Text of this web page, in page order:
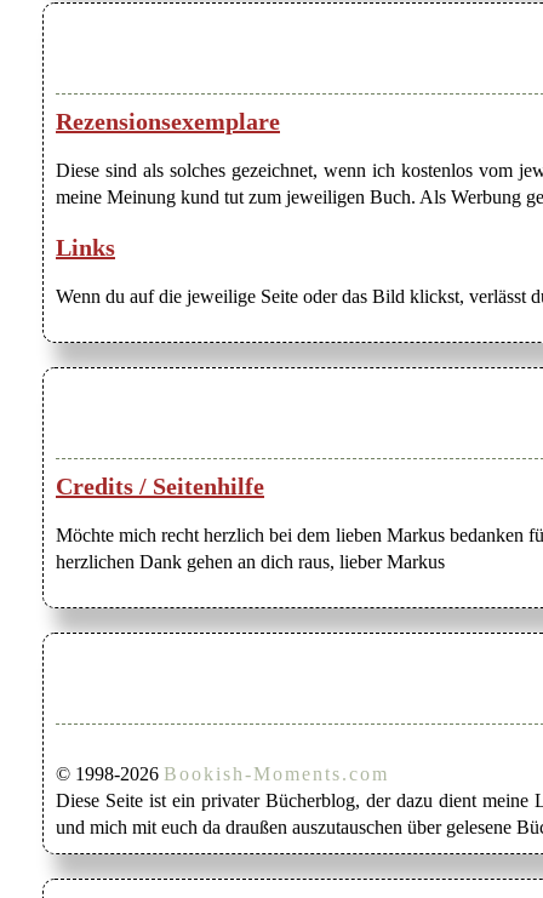
Rezensionsexemplare
Diese sind als solches gezeichnet, wenn ich kostenlos vom
meine Meinung kund tut zum jeweiligen Buch. Als Werbung
Links
Wenn du auf die jeweilige Seite oder das Bild klickst, verlässt
Credits / Seitenhilfe
Möchte mich recht herzlich bei dem lieben Markus bedanken
herzlichen Dank gehen an dich raus, lieber Markus
© 1998-2026 Bookish-Moments.com
Diese Seite ist ein privater Bücherblog, der dazu dient meine
und mich mit euch da draußen auszutauschen über gelesene